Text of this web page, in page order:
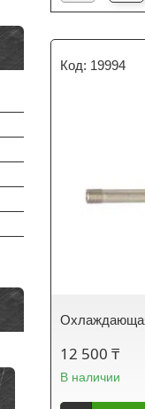
19994
12 500 ₸
В наличии